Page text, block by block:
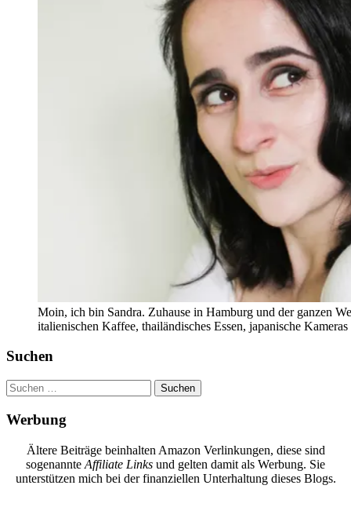
Moin, ich bin Sandra. Zuhause in Hamburg und der ganzen
italienischen Kaffee, thailändisches Essen, japanische
Suchen
Suchen
nach:
Werbung
Ältere Beiträge beinhalten Amazon Verlinkungen, diese sind
sogenannte Affiliate Links und gelten damit als Werbung. Sie
unterstützen mich bei der finanziellen Unterhaltung dieses Blogs.